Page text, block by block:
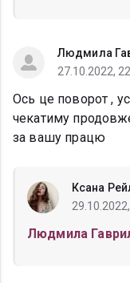
Людмила
27.10.2022,
Ось це поворот ,
чекатиму
за вашу працю
Ксана
Людмила